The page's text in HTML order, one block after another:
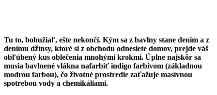
Tu to, bohužiaľ, ešte nekončí. Kým sa z bavlny stane denim a z
denimu džínsy, ktoré si z obchodu odnesiete domov, prejde váš
obľúbený kus oblečenia mnohými krokmi. Úplne najskôr sa
musia bavlnené vlákna nafarbiť indigo farbivom (základnou
modrou farbou), čo životné prostredie zaťažuje masívnou
spotrebou vody a chemikáliami.